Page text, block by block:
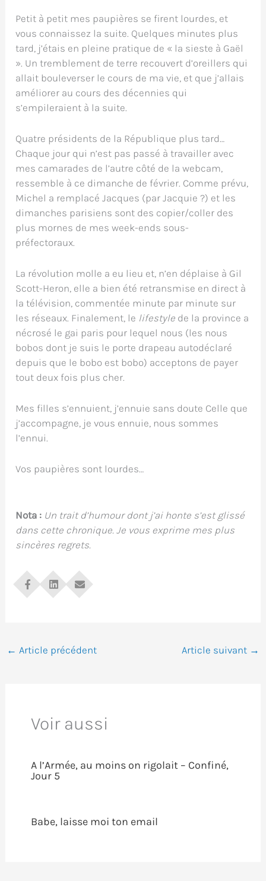
Petit à petit mes paupières se firent lourdes, et
vous connaissez la suite. Quelques minutes plus
tard, j’étais en pleine pratique de « la sieste à Gaël
». Un tremblement de terre recouvert d’oreillers qui
allait bouleverser le cours de ma vie, et que j’allais
améliorer au cours des décennies qui
s’empileraient à la suite.
Quatre présidents de la République plus tard…
Chaque jour qui n’est pas passé à travailler avec
mes camarades de l’autre côté de la webcam,
ressemble à ce dimanche de février. Comme prévu,
Michel a remplacé Jacques (par Jacquie ?) et les
dimanches parisiens sont des copier/coller des
plus mornes de mes week-ends sous-
préfectoraux.
La révolution molle a eu lieu et, n’en déplaise à Gil
Scott-Heron, elle a bien été retransmise en direct à
la télévision, commentée minute par minute sur
les réseaux. Finalement, le lifestyle de la province a
nécrosé le gai paris pour lequel nous (les nous
bobos dont je suis le porte drapeau autodéclaré
depuis que le bobo est bobo) acceptons de payer
tout deux fois plus cher.
Mes filles s’ennuient, j’ennuie sans doute Celle que
j’accompagne, je vous ennuie, nous sommes
l’ennui.
Vos paupières sont lourdes…
Nota : Un trait d’humour dont j’ai honte s’est glissé
dans cette chronique. Je vous exprime mes plus
sincères regrets.
← Article précédent Article suivant →
Voir aussi
A l’Armée, au moins on rigolait – Confiné,
Jour 5
Babe, laisse moi ton email